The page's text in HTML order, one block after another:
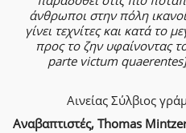
άνθρωποι στην πόλη
γίνει τεχνίτες και κατά το
προς το ζην υφαίνοντας
parte victum quaerentes],
Αινείας Σύλβιος
Αναβαπτιστές, Thomas